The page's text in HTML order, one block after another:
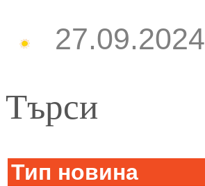
27.09.2024
Търси
Тип новина